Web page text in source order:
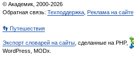
© Академик, 2000-2026
Обратная связь: Техподдержка Реклама на сайте
👣 Путешествия
Экспорт словарей на сайты , сделанные на PHP,
WordPress, MODx.